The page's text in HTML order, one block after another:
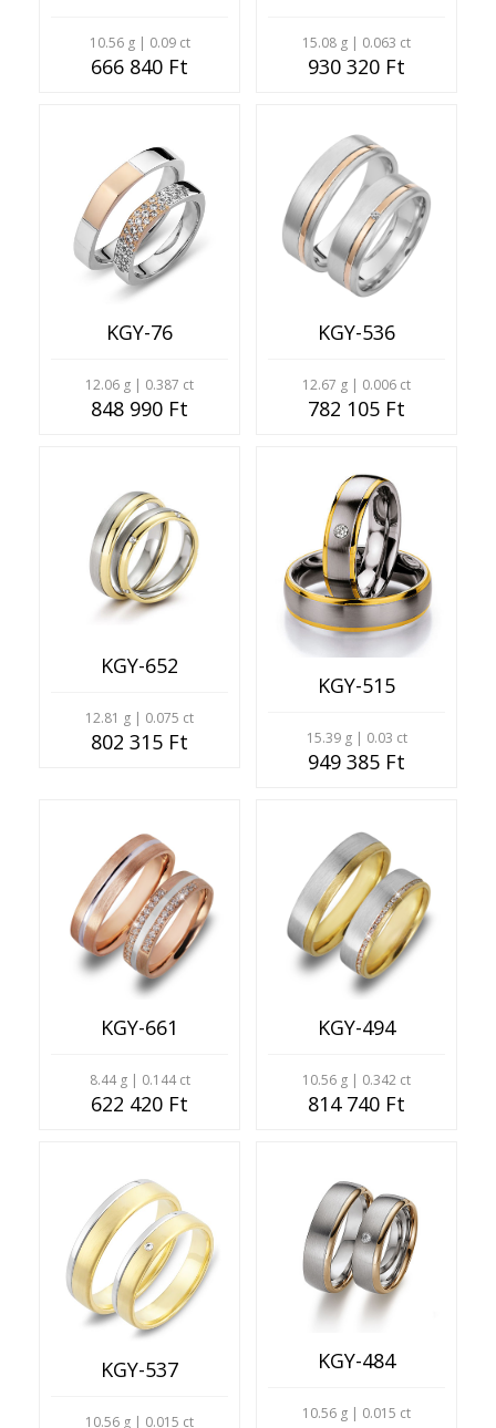
10.56 g | 0.09 ct
666 840 Ft
15.08 g | 0.063 ct
930 320 Ft
KGY-76
12.06 g | 0.387 ct
848 990 Ft
KGY-536
12.67 g | 0.006 ct
782 105 Ft
KGY-652
12.81 g | 0.075 ct
802 315 Ft
KGY-515
15.39 g | 0.03 ct
949 385 Ft
KGY-661
8.44 g | 0.144 ct
622 420 Ft
KGY-494
10.56 g | 0.342 ct
814 740 Ft
KGY-537
10.56 g | 0.015 ct
KGY-484
10.56 g | 0.015 ct